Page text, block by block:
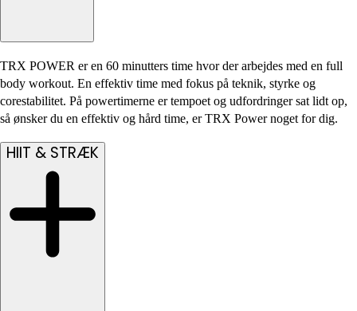
TRX POWER er en 60 minutters time hvor der arbejdes med en full
body workout. En effektiv time med fokus på teknik, styrke og
corestabilitet. På powertimerne er tempoet og udfordringer sat lidt op,
så ønsker du en effektiv og hård time, er TRX Power noget for dig.
HIIT & STRÆK